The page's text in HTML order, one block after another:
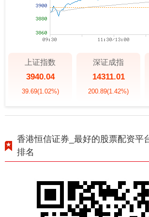
上证指数
3940.04
39.69(1.02%)
深证成指
14311.01
200.89(1.42%)
香港恒信证券_最好的股票配资平
排名